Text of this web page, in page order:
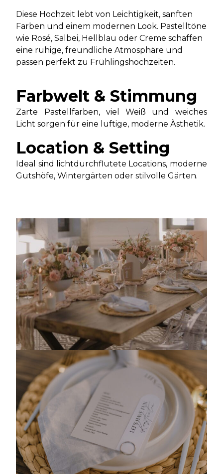
Diese Hochzeit lebt von Leichtigkeit, sanften
Farben und einem modernen Look. Pastelltöne
wie Rosé, Salbei, Hellblau oder Creme schaffen
eine ruhige, freundliche Atmosphäre und
passen perfekt zu Frühlingshochzeiten.
Farbwelt & Stimmung
Zarte Pastellfarben, viel Weiß und weiches
Licht sorgen für eine luftige, moderne Ästhetik.
Location & Setting
Ideal sind lichtdurchflutete Locations, moderne
Gutshöfe, Wintergärten oder stilvolle Gärten.